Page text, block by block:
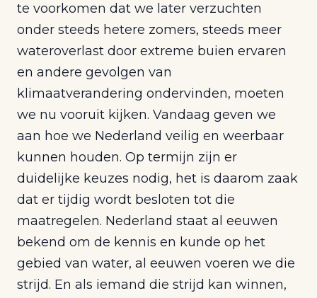
te voorkomen dat we later verzuchten
onder steeds hetere zomers, steeds meer
wateroverlast door extreme buien ervaren
en andere gevolgen van
klimaatverandering ondervinden, moeten
we nu vooruit kijken. Vandaag geven we
aan hoe we Nederland veilig en weerbaar
kunnen houden. Op termijn zijn er
duidelijke keuzes nodig, het is daarom zaak
dat er tijdig wordt besloten tot die
maatregelen. Nederland staat al eeuwen
bekend om de kennis en kunde op het
gebied van water, al eeuwen voeren we die
strijd. En als iemand die strijd kan winnen,